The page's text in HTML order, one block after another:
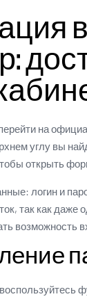
в
на
углу вы
открыть
логин и
так как даже
возможность